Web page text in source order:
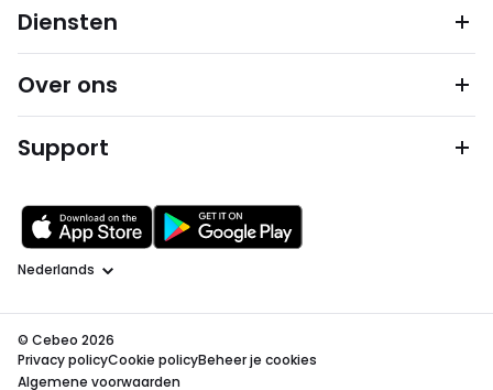
Diensten
Over ons
Support
Taal
© Cebeo 2026
Privacy policyCookie policyBeheer je cookies
Algemene voorwaarden